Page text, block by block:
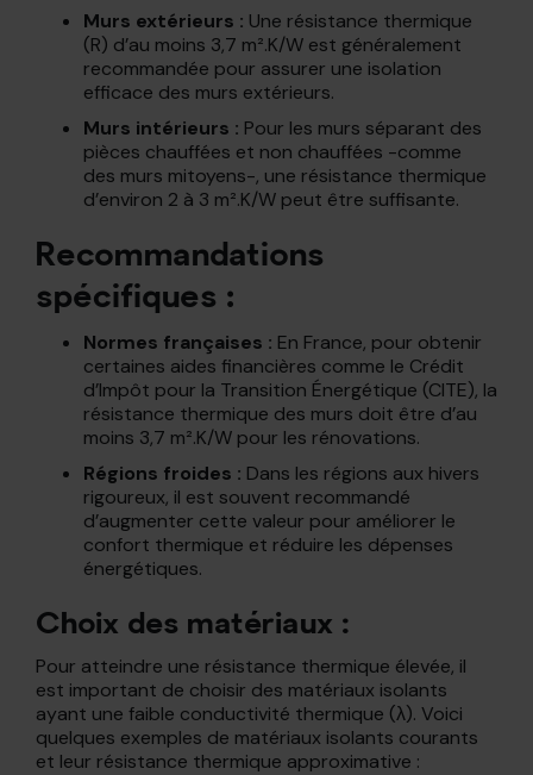
Murs extérieurs : Une résistance thermique
(R) d’au moins 3,7 m².K/W est généralement
recommandée pour assurer une isolation
efficace des murs extérieurs.
Murs intérieurs : Pour les murs séparant des
pièces chauffées et non chauffées -comme
des murs mitoyens-, une résistance thermique
d’environ 2 à 3 m².K/W peut être suffisante.
Recommandations
spécifiques :
Normes françaises : En France, pour obtenir
certaines aides financières comme le Crédit
d’Impôt pour la Transition Énergétique (CITE), la
résistance thermique des murs doit être d’au
moins 3,7 m².K/W pour les rénovations.
Régions froides : Dans les régions aux hivers
rigoureux, il est souvent recommandé
d’augmenter cette valeur pour améliorer le
confort thermique et réduire les dépenses
énergétiques.
Choix des matériaux :
Pour atteindre une résistance thermique élevée, il
est important de choisir des matériaux isolants
ayant une faible conductivité thermique (λ). Voici
quelques exemples de matériaux isolants courants
et leur résistance thermique approximative :